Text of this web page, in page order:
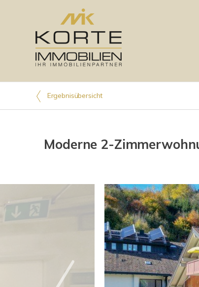
Ergebnisübersicht
Moderne 2-